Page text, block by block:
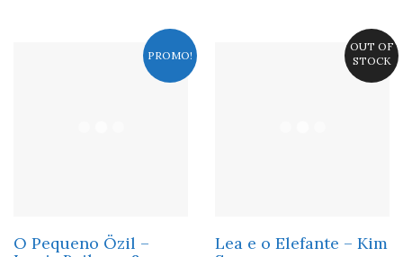
PROMO!
O Pequeno Özil –
OUT OF
STOCK
Lea e o Elefante – Kim